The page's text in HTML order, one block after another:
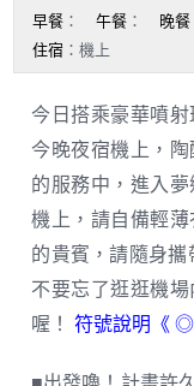
早餐 ： 午餐 ： 晚餐
住宿 ：機上
今日搭乘豪華噴射
今晚夜宿機上，
的服務中，進入
機上，請自備輕
的貴賓，請隨身
不要忘了逛逛機
喔！
符號說明《 ◎